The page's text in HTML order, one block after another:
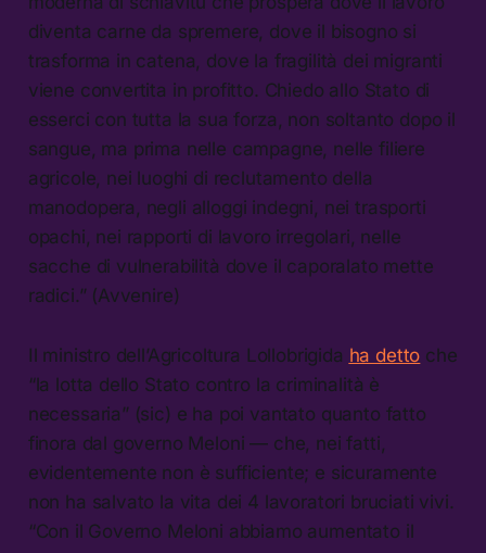
diventa carne da spremere, dove il bisogno si
trasforma in catena, dove la fragilità dei migranti
viene convertita in profitto. Chiedo allo Stato di
esserci con tutta la sua forza, non soltanto dopo il
sangue, ma prima nelle campagne, nelle filiere
agricole, nei luoghi di reclutamento della
manodopera, negli alloggi indegni, nei trasporti
opachi, nei rapporti di lavoro irregolari, nelle
sacche di vulnerabilità dove il caporalato mette
radici.” (Avvenire)
Il ministro dell’Agricoltura Lollobrigida ha detto che
“la lotta dello Stato contro la criminalità è
necessaria” (sic) e ha poi vantato quanto fatto
finora dal governo Meloni — che, nei fatti,
evidentemente non è sufficiente; e sicuramente
non ha salvato la vita dei 4 lavoratori bruciati vivi.
“Con il Governo Meloni abbiamo aumentato il